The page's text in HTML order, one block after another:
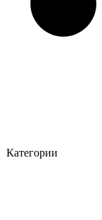
Категории